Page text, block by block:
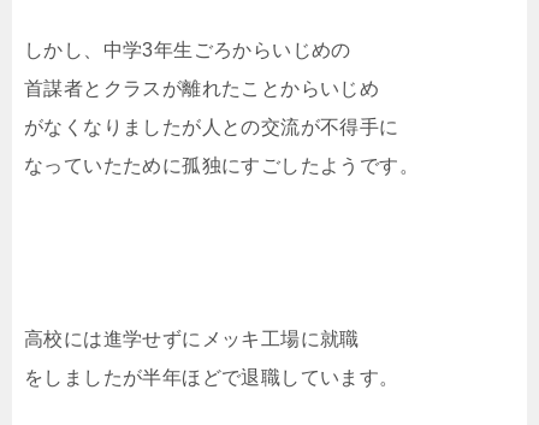
しかし、中学3年生ごろからいじめの
首謀者とクラスが離れたことからいじめ
がなくなりましたが人との交流が不得手に
なっていたために孤独にすごしたようです。
高校には進学せずにメッキ工場に就職
をしましたが半年ほどで退職しています。